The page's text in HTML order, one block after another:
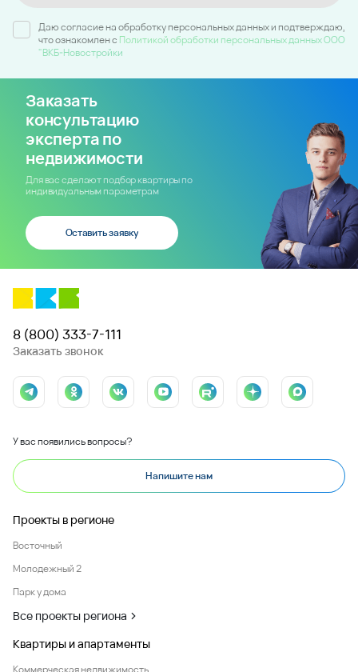
Даю согласие на обработку персональных данных и подтверждаю,
что ознакомлен c Политикой обработки персональных данных ООО
"ВКБ-Новостройки
Заказать
консультацию
эксперта по
недвижимости
Для вас сделают подбор квартиры по
индивидуальным параметрам
Оставить заявку
8 (800) 333-7-111
Заказать звонок
У вас появились вопросы?
Напишите нам
Проекты в регионе
Восточный
Молодежный 2
Парк у дома
Все проекты региона
Квартиры и апартаменты
Коммерческая недвижимость